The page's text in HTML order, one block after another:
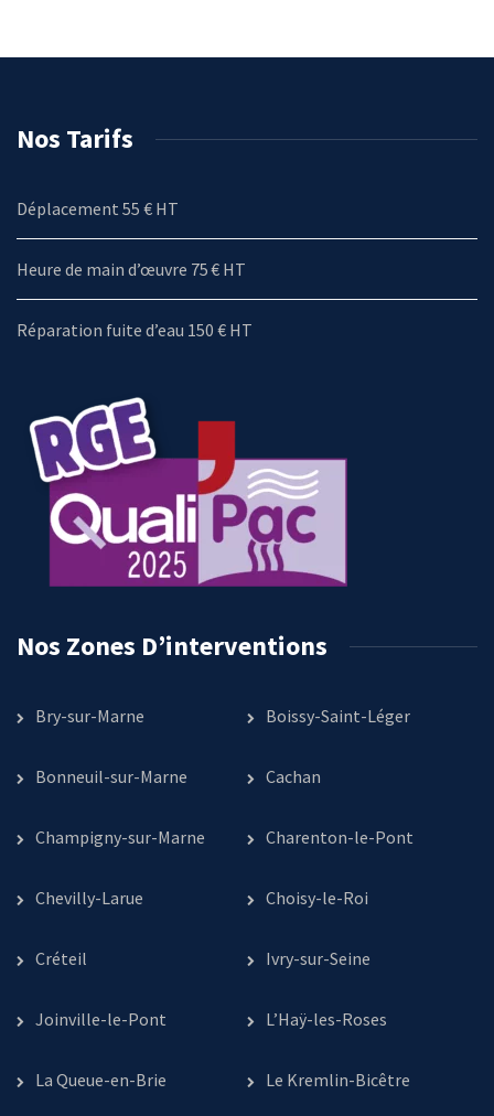
Nos Tarifs
Déplacement 55 € HT
Heure de main d’œuvre 75 € HT
Réparation fuite d’eau 150 € HT
Nos Zones D’interventions
Bry-sur-Marne Boissy-Saint-Léger
Bonneuil-sur-Marne Cachan
Champigny-sur-Marne Charenton-le-Pont
Chevilly-Larue Choisy-le-Roi
Créteil Ivry-sur-Seine
Joinville-le-Pont L’Haÿ-les-Roses
La Queue-en-Brie Le Kremlin-Bicêtre